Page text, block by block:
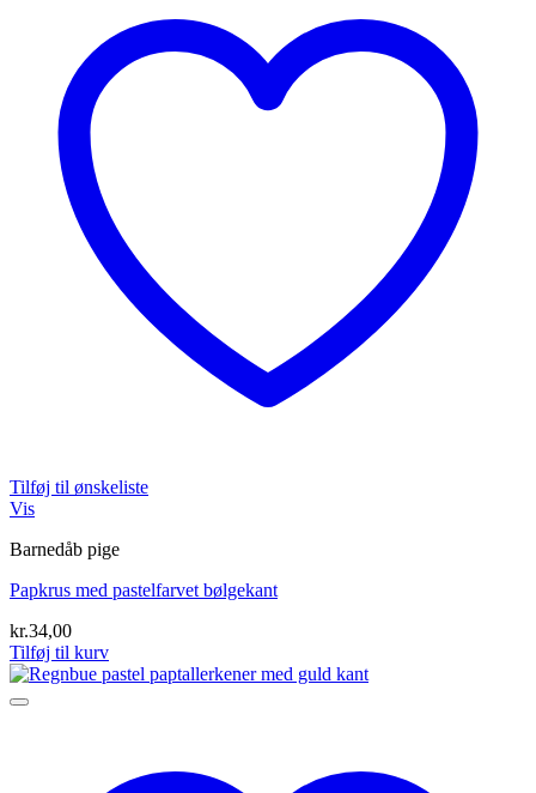
Tilføj til ønskeliste
Vis
Barnedåb pige
Papkrus med pastelfarvet bølgekant
kr.34,00
Tilføj til kurv